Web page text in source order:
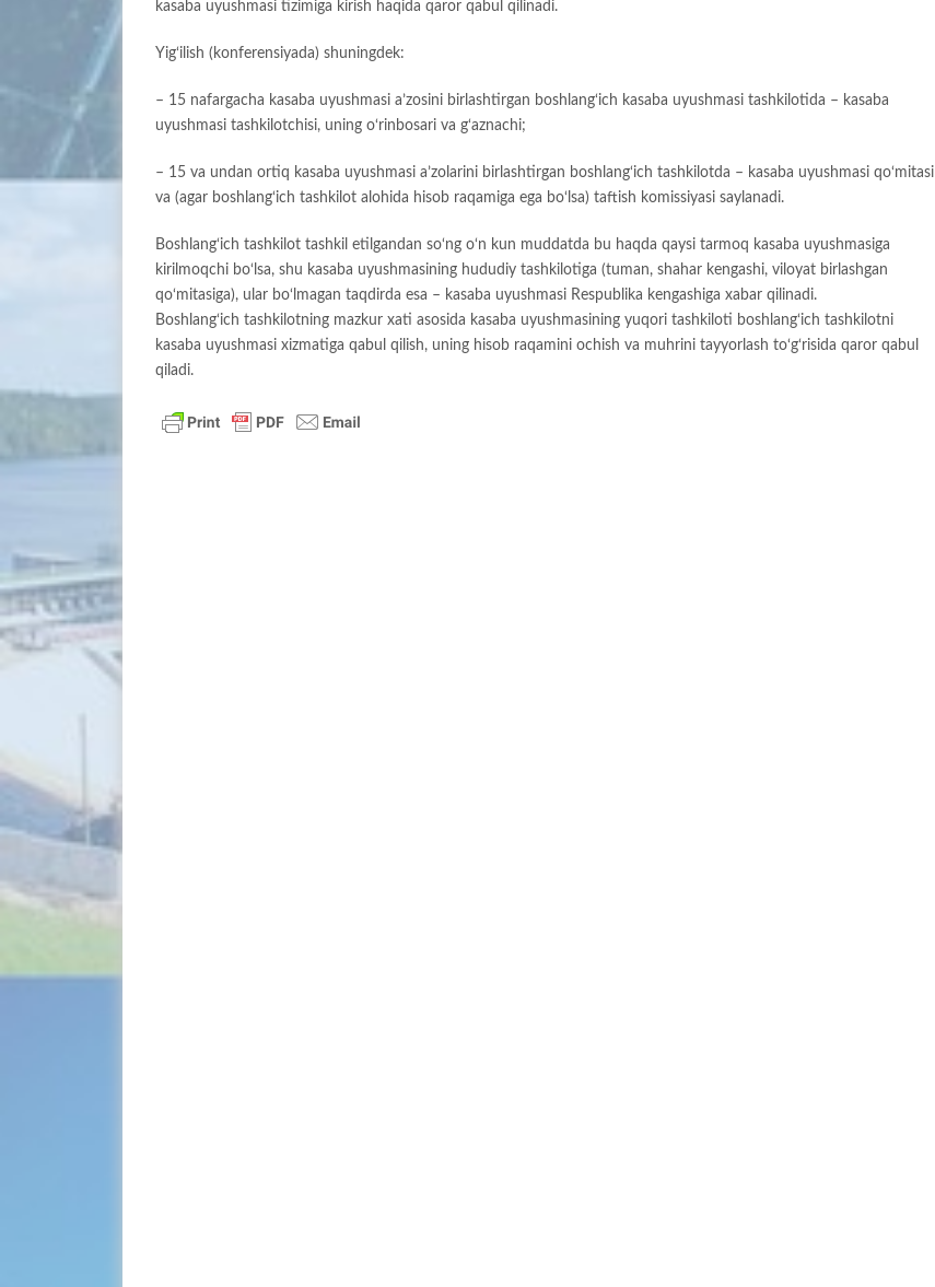
kasaba uyushmasi tizimiga kirish haqida qaror qabul qilinadi.
Yig‘ilish (konferensiyada) shuningdek:
– 15 nafargacha kasaba uyushmasi a’zosini birlashtirgan boshlang‘ich kasaba uyushmasi tashkilotida – kasaba
uyushmasi tashkilotchisi, uning o‘rinbosari va g‘aznachi;
– 15 va undan ortiq kasaba uyushmasi a’zolarini birlashtirgan boshlang‘ich tashkilotda – kasaba uyushmasi qo‘mitasi
va (agar boshlang‘ich tashkilot alohida hisob raqamiga ega bo‘lsa) taftish komissiyasi saylanadi.
Boshlang‘ich tashkilot tashkil etilgandan so‘ng o‘n kun muddatda bu haqda qaysi tarmoq kasaba uyushmasiga
kirilmoqchi bo‘lsa, shu kasaba uyushmasining hududiy tashkilotiga (tuman, shahar kengashi, viloyat birlashgan
qo‘mitasiga), ular bo‘lmagan taqdirda esa – kasaba uyushmasi Respublika kengashiga xabar qilinadi.
Boshlang‘ich tashkilotning mazkur xati asosida kasaba uyushmasining yuqori tashkiloti boshlang‘ich tashkilotni
kasaba uyushmasi xizmatiga qabul qilish, uning hisob raqamini ochish va muhrini tayyorlash to‘g‘risida qaror qabul
qiladi.